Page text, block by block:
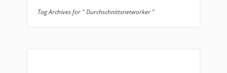
Tag Archives for " Durchschnittsnetworker "